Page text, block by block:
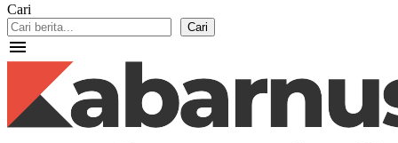
Cari
Cari
menu